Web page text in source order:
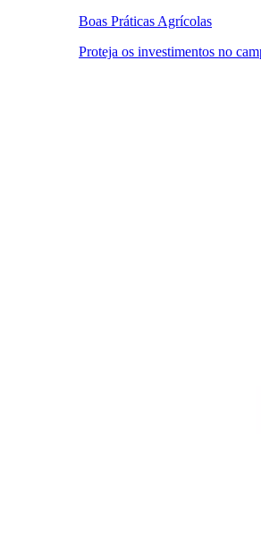
Boas Práticas Agrícolas
Proteja os investimentos no